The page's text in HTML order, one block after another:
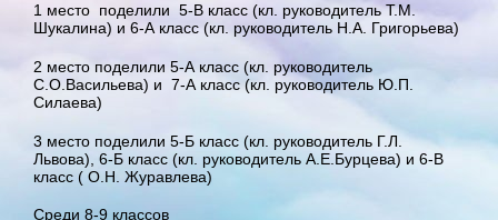
1 место поделили 5-В класс (кл. руководитель Т.М.
Шукалина) и 6-А класс (кл. руководитель Н.А. Григорьева)
2 место поделили 5-А класс (кл. руководитель
С.О.Васильева) и 7-А класс (кл. руководитель Ю.П.
Силаева)
3 место поделили 5-Б класс (кл. руководитель Г.Л.
Львова), 6-Б класс (кл. руководитель А.Е.Бурцева) и 6-В
класс ( О.Н. Журавлева)
Среди 8-9 классов